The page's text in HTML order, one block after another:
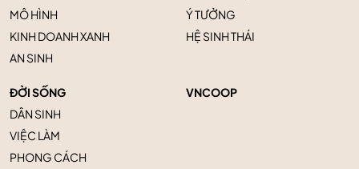
MÔ HÌNH
KINH DOANH XANH
AN SINH
Ý TƯỞNG
HỆ SINH THÁI
ĐỜI SỐNG
DÂN SINH
VIỆC LÀM
PHONG CÁCH
VNCOOP